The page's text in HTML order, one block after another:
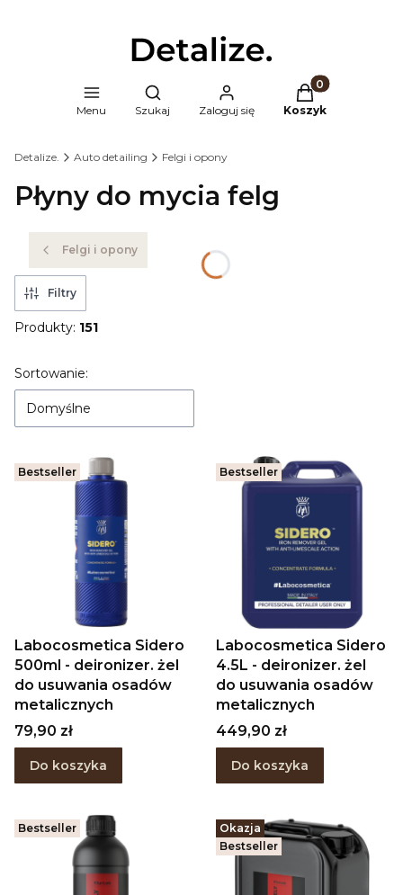
Menu
Otwórz wyszukiwarkę
Szukaj Zaloguj się
Produkty w
Koszyk
Detalize. Auto detailing Felgi i opony
Płyny do mycia felg
Felgi i opony
Filtry
Produkty: 151
Lista produktów
Sortowanie:
Domyślne
Bestseller
Labocosmetica Sidero
500ml - deironizer. żel
do usuwania osadów
metalicznych
Cena
79,90 zł
Do koszyka
Bestseller
Labocosmetica Sidero
4.5L - deironizer. żel
do usuwania osadów
metalicznych
Cena
449,90 zł
Do koszyka
Bestseller
Okazja
Bestseller